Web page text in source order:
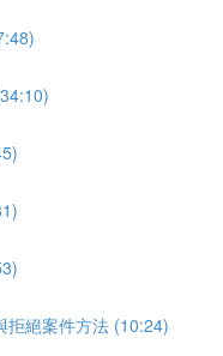
拒絕案件方法 (10:24)